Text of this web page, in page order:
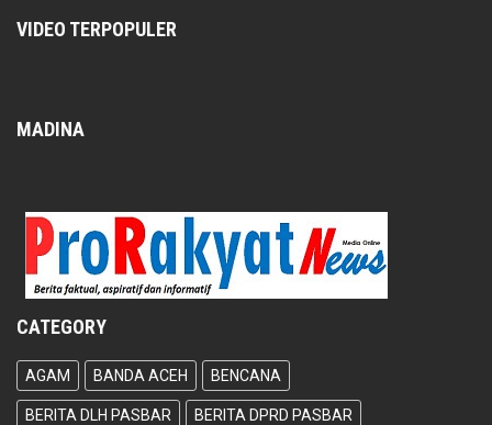
VIDEO TERPOPULER
MADINA
CATEGORY
AGAM BANDA ACEH BENCANA
BERITA DLH PASBAR BERITA DPRD PASBAR